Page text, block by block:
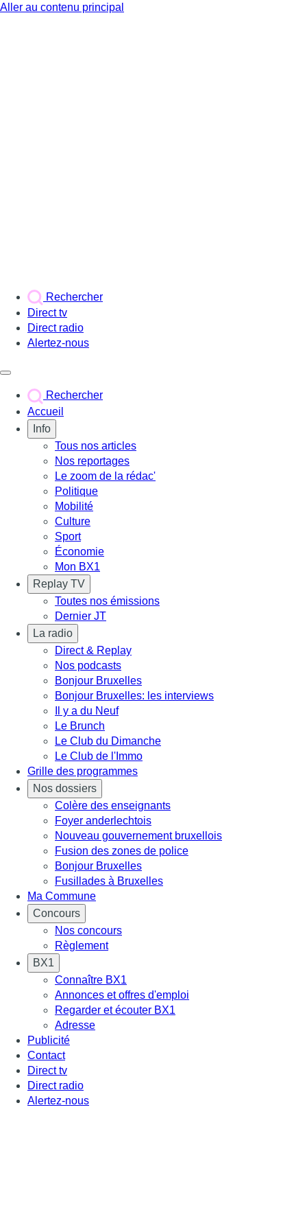
Aller au contenu principal
Rechercher
Direct tv
Direct radio
Alertez-nous
Rechercher
Accueil
Info
Tous nos articles
Nos reportages
Le zoom de la rédac'
Politique
Mobilité
Culture
Sport
Économie
Mon BX1
Replay TV
Toutes nos émissions
Dernier JT
La radio
Direct & Replay
Nos podcasts
Bonjour Bruxelles
Bonjour Bruxelles: les interviews
Il y a du Neuf
Le Brunch
Le Club du Dimanche
Le Club de l'Immo
Grille des programmes
Nos dossiers
Colère des enseignants
Foyer anderlechtois
Nouveau gouvernement bruxellois
Fusion des zones de police
Bonjour Bruxelles
Fusillades à Bruxelles
Ma Commune
Concours
Nos concours
Règlement
BX1
Connaître BX1
Annonces et offres d'emploi
Regarder et écouter BX1
Adresse
Publicité
Contact
Direct tv
Direct radio
Alertez-nous